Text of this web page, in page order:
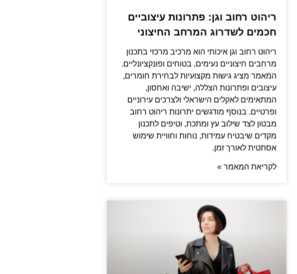
ריהוט רחוב וגן: פתרונות עיצוביים
חכמים לשדרוג המרחב החיצוני
ריהוט רחוב וגן איכותי הוא מרכיב מרכזי בתכנון
מרחבים חיצוניים נעימים, בטוחים ופונקציונליים.
המאמר מציג גישות מקצועיות לבחירת חומרים,
עיצובים ופתרונות הצללה, ישיבה ואחסון,
המתאימים לאקלים הישראלי ולצרכים עירוניים
ופרטיים. בנוסף מודגשים יתרונות ריהוט רחוב
מבטון לצד שילוב עץ ומתכת, וטיפים לתכנון
מקדים שיבטיח עמידות, נוחות וחוויית שימוש
אסתטית לאורך זמן.
לקריאת המאמר »